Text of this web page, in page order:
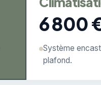
6 800
Système
plafond.